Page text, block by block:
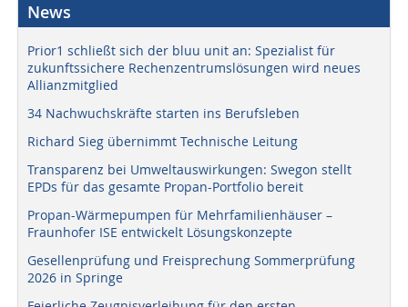
News
Prior1 schließt sich der bluu unit an: Spezialist für
zukunftssichere Rechenzentrumslösungen wird neues
Allianzmitglied
34 Nachwuchskräfte starten ins Berufsleben
Richard Sieg übernimmt Technische Leitung
Transparenz bei Umweltauswirkungen: Swegon stellt
EPDs für das gesamte Propan-Portfolio bereit
Propan-Wärmepumpen für Mehrfamilienhäuser –
Fraunhofer ISE entwickelt Lösungskonzepte
Gesellenprüfung und Freisprechung Sommerprüfung
2026 in Springe